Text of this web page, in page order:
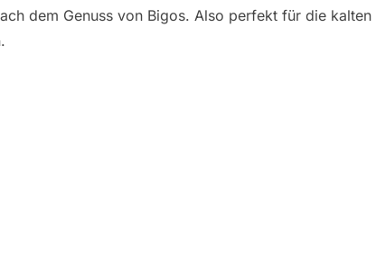
dem Genuss von Bigos. Also perfekt für die kalten